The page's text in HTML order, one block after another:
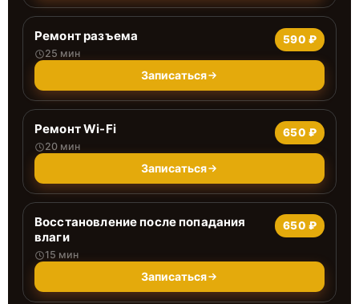
Ремонт разъема
25 мин
590 ₽
Записаться
Ремонт Wi-Fi
20 мин
650 ₽
Записаться
Восстановление после попадания
влаги
15 мин
650 ₽
Записаться